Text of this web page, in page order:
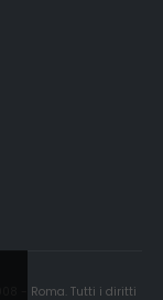
- Roma. Tutti i diritti